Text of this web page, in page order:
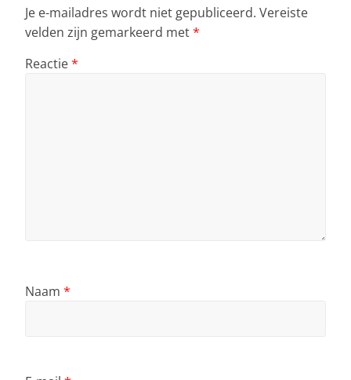
Je e-mailadres wordt niet gepubliceerd. Vereiste
velden zijn gemarkeerd met*
Reactie*
Naam *